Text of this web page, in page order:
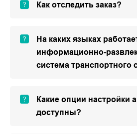
Как отследить заказ?
На каких языках
информационно-
система транспортного
Какие опции настройки
доступны?